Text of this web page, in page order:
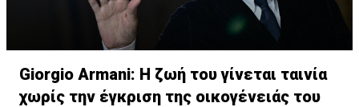
Giorgio Armani: Η ζωή του γίνεται ταινία
χωρίς την έγκριση της οικογένειάς του